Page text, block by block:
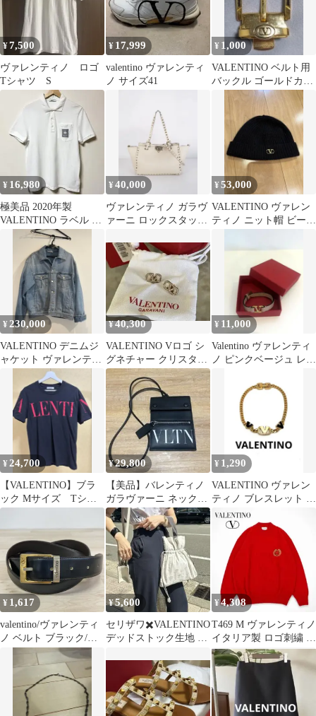
¥7,500
ヴァレンティノ ロゴ
Tシャツ S
¥ 17,999
valentino ヴァレンティ
ノ サイズ41
¥ 1,000
VALENTINO ベルト用
バックル ゴールドカラ
¥ 16,980
極美品 2020年製
VALENTINO ラベル ポ
ロシャツ 白 イタリア製
¥40,000
ヴァレンティノ ガラヴ
ァーニ ロックスタッズ
¥53,000
VALENTINO ヴァレン
ティノ ニット帽 ビーニ
¥ 230,000
VALENTINO デニムジ
ャケット ヴァレンティ
¥40,300
VALENTINO Vロゴ シ
グネチャー クリスタル
スタッドピアス ゴール
ド
¥ 11,000
Valentino ヴァレンティ
ノ ピンクベージュ レザ
¥24,700
【VALENTINO】ブラ
ック Mサイズ Tシャ
ツ ロゴプリント
¥29,800
【美品】バレンティノ
ガラヴァーニ ネックウ
ォレット 財布 スマホポ
ーチ 黒
¥ 1,290
VALENTINO ヴァレン
ティノ ブレスレット V
ロゴ チェーン 喜平
¥ 1,617
valentino/ヴァレンティ
ノ ベルト ブラック/黒
ゴールド/シルバー金具
ロゴ刻印 Vロゴ
[OD02893]
¥5,600
セリザワ✖️VALENTINO
デッドストック生地 ☆
¥4,308
T469 M ヴァレンティノ
イタリア製 ロゴ刺繍 ハ
イネック ニット メンズ